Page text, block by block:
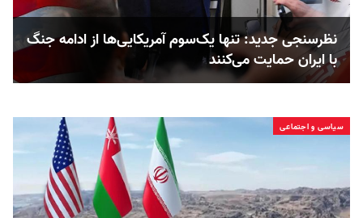
نظرسنجی جدید: تنها یک‌سوم آمریکایی‌ها از ادامه جنگ
با ایران حمایت می‌کنند
سیاسی و اجتماعی